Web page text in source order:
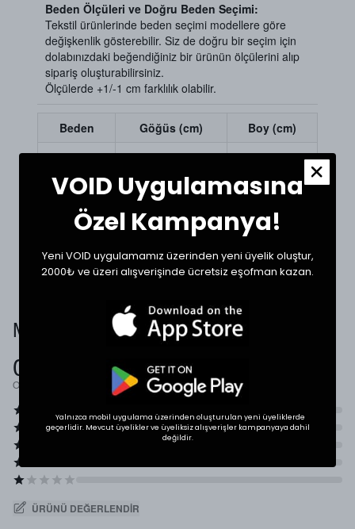
Beden Ölçüleri ve Doğru Beden Seçimi:
Tekstil ürünlerinde beden seçimi modellere göre
değişkenlik gösterebilir. Siz de doğru bir seçim için
dolabınızdaki beğendiğiniz bir ürünün ölçülerini alıp
sipariş oluşturabilirsiniz.
Ölçülerde +1/-1 cm farklılık olabilir.
Beden Göğüs (cm)
Boy (cm)
Small
58
69
Medium
60
72
Large
65
73
Müşteri Yorumları
0.0
Ortalama Puan
ÜRÜNÜ DEĞERLENDIR
VOID Uygulamasına
Özel Kampanya!
Yeni VOID uygulamamız üzerinden yeni üyelik oluştur,
2000₺ ve üzeri alışverişinde ücretsiz eşofman kazan.
Yalnızca mobil uygulama üzerinden oluşturulan yeni üyeliklerde
geçerlidir. Mevcut üyelikler ve üyeliksiz alışverişler kampanyaya dahil
değildir.